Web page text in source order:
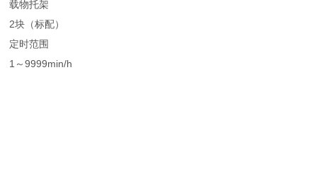
载物托架
2块（标配）
定时范围
1～9999min/h